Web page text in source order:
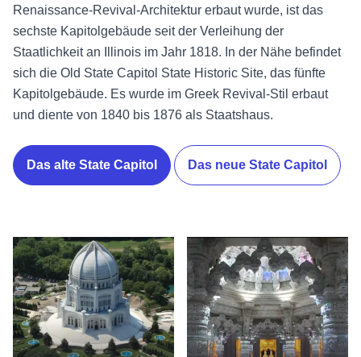
Renaissance-Revival-Architektur erbaut wurde, ist das
sechste Kapitolgebäude seit der Verleihung der
Staatlichkeit an Illinois im Jahr 1818. In der Nähe befindet
sich die Old State Capitol State Historic Site, das fünfte
Kapitolgebäude. Es wurde im Greek Revival-Stil erbaut
und diente von 1840 bis 1876 als Staatshaus.
Das alte State Capitol Das neue State Capitol